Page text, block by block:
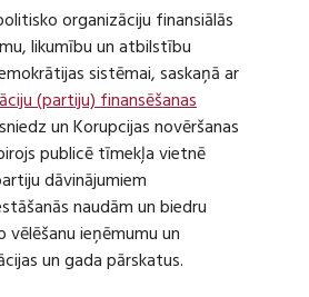
organizāciju finansiālās
likumību un atbilstību
sistēmai, saskaņā ar
(partiju) finansēšanas
un Korupcijas novēršanas
publicē tīmekļa vietnē
dāvinājumiem
naudām un biedru
ieņēmumu un
un gada pārskatus.